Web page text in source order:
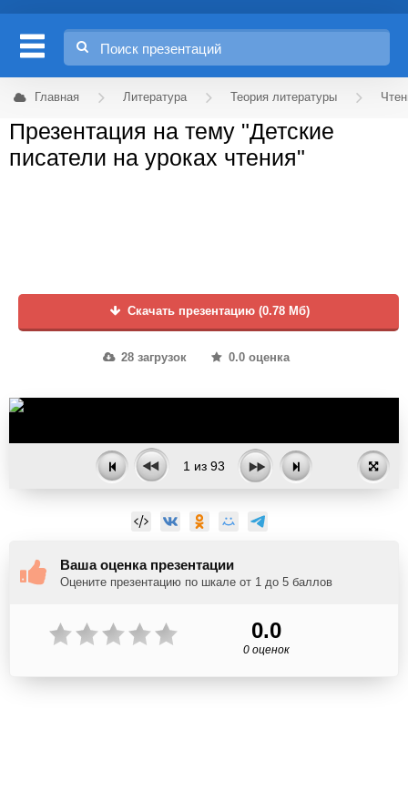
Главная Литература Теория литературы
Презентация на тему "Детские
писатели на уроках чтения"
Скачать презентацию (0.78 Мб)
28 загрузок 0.0 оценка
1 из 93
Ваша оценка презентации
Оцените презентацию по шкале от 1 до 5 баллов
0.0
0 оценок